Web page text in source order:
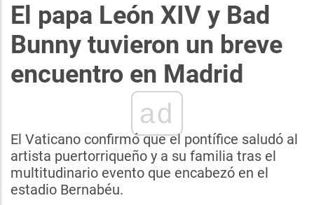
El papa León XIV y Bad
Bunny tuvieron un breve
encuentro en Madrid
ad
El Vaticano confirmó que el pontífice saludó al
artista puertorriqueño y a su familia tras el
multitudinario evento que encabezó en el
estadio Bernabéu.